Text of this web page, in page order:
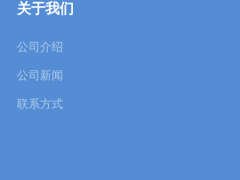
关于我们
公司介绍
公司新闻
联系方式